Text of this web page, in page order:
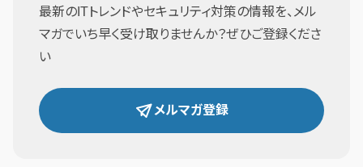
最新のITトレンドやセキュリティ対策の情報を、メル
マガでいち早く受け取りませんか？ぜひご登録くださ
い
メルマガ登録